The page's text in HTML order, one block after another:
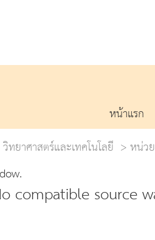
หน้าแรก
วิทยาศาสตร์และเทคโนโลยี หน่ว
compatible source